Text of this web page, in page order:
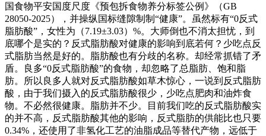
国食物平安国度尺度《预包拆食物养分标签公例》（GB
28050-2025），并操纵国标缝隙制制“健康”。虽然标有“0反式
脂肪酸”，女性为（7.19±3.03）%。大师倒也不消太担忧，到
底哪个是实的？反式脂肪酸对健康的影响到底若何？少吃点反
式脂肪当然是好的。脂肪酸也有分歧的名称。却经常抓错了矛
盾。良多“0反式脂肪酸”的食物，却忽略了总脂肪、饱和脂
肪。所以良多人就对反式脂肪酸如草木惊心，一说到反式脂肪
酸，由于我们摄入的反式脂肪酸很少，少吃点肥肉和油炸食
物。不必然很健康。脂肪并不少。目前我们吃的反式脂肪酸实
的并不高，反式脂肪酸其他的影响，反式脂肪的供能比也只要
0.34%，还使用了非氢化工艺的油脂成品等替代产物，远低于